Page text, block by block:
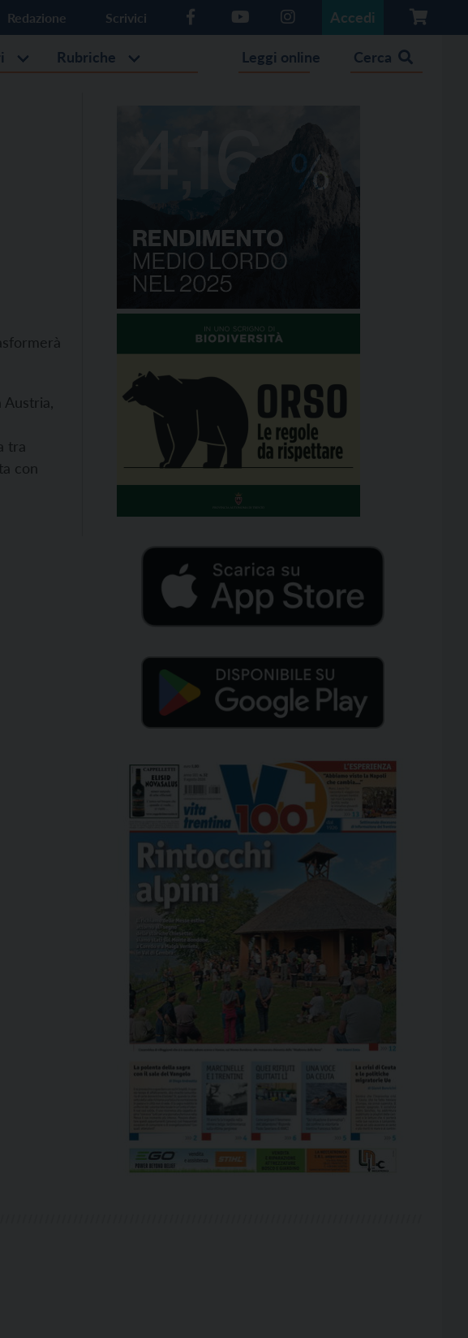
Redazione Scrivici Accedi
Rubriche Leggi online Cerca
tra
con